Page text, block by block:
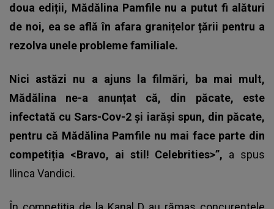
doua ediții, Mădălina Pamfile nu a putut fi alături
de noi, ea se află în afara granițelor țării pentru a
rezolva unele probleme familiale.
Nici astăzi nu a ajuns la filmări, ba mai mult,
Mădălina ne-a anunțat că, din păcate, este
infectată cu Sars-Cov-2 și iarăși spun, din păcate,
pentru că Mădălina Pamfile nu mai face parte din
competiția <Bravo, ai stil! Celebrities>”, a spus
Ilinca Vandici.